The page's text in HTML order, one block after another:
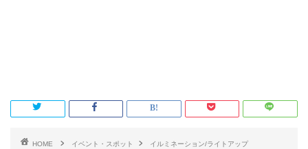
HOME イベント・スポット
イルミネーション/ライトアップ